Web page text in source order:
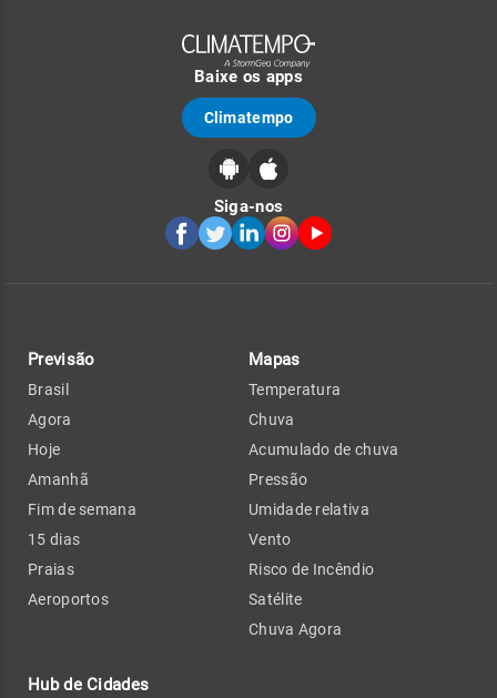
Baixe os apps
Climatempo
Siga-nos
Previsão
Brasil
Agora
Hoje
Amanhã
Fim de semana
15 dias
Praias
Aeroportos
Hub de Cidades
Mapas
Temperatura
Chuva
Acumulado de chuva
Pressão
Umidade relativa
Vento
Risco de Incêndio
Satélite
Chuva Agora